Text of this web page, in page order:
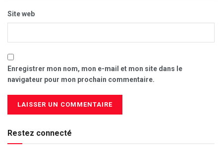
Site web
Enregistrer mon nom, mon e-mail et mon site dans le
navigateur pour mon prochain commentaire.
Restez connecté